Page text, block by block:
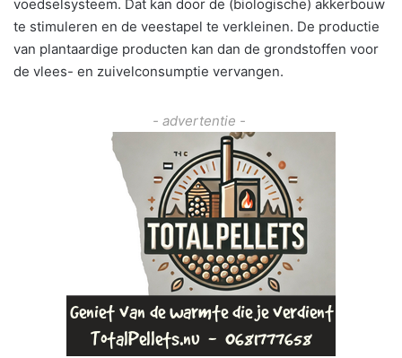
voedselsysteem. Dat kan door de (biologische) akkerbouw
te stimuleren en de veestapel te verkleinen. De productie
van plantaardige producten kan dan de grondstoffen voor
de vlees- en zuivelconsumptie vervangen.
- advertentie -